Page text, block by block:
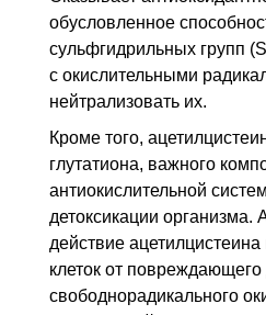
обусловленное
сульфгидрильных групп
с окислительными
нейтрализовать их.
Кроме того,
глутатиона, важного
антиокислительной
детоксикации организма.
действие
клеток от повреждающего
свободнорадикального